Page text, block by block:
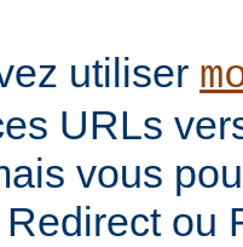
utiliser
URLs
vous
ou